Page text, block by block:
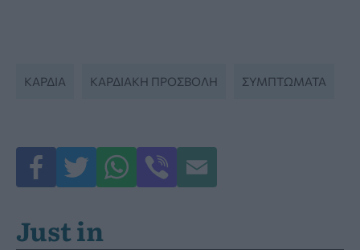
ΚΑΡΔΙΑ ΚΑΡΔΙΑΚΗ ΠΡΟΣΒΟΛΗ ΣΥΜΠΤΏΜΑΤΑ
Just in